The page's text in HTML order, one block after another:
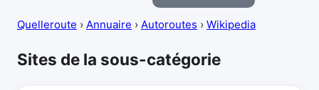
Quelleroute › Annuaire › Autoroutes › Wikipedia
Sites de la sous-catégorie